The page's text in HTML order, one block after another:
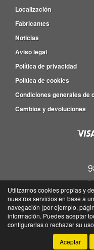
Localización
Fabricantes
Noticias
Aviso legal
Política de privacidad
Política de cookies
Condiciones generales de
Cambios y devoluciones
Viveiro empresas Barro,
©Tayser- 2026 -
Utilizamos cookies propias y
nuestros servicios en base a
navegación (por ejemplo,
información. Puedes aceptar
configurarlas o rechazar su
Aceptar